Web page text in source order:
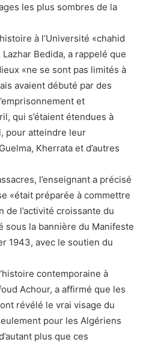
les plus sombres de la
à l’Université «chahid
Lazhar Bedida, a rappelé que
«ne se sont pas limités à
avaient débuté par des
et
qui s’étaient étendues à
pour atteindre leur
Kherrata et d’autres
l’enseignant a précisé
«était préparée à commettre
de l’activité croissante du
sous la bannière du Manifeste
1943, avec le soutien du
contemporaine à
Achour, a affirmé que les
révélé le vrai visage du
pour les Algériens
plus que ces